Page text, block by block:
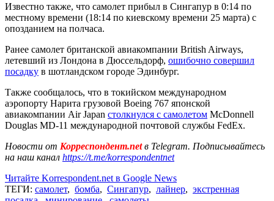
Известно также, что самолет прибыл в Сингапур в 0:14 по
местному времени (18:14 по киевскому времени 25 марта) с
опозданием на полчаса.
Ранее самолет британской авиакомпании British Airways,
летевший из Лондона в Дюссельдорф, ошибочно совершил
посадку в шотландском городе Эдинбург.
Также сообщалось, что в токийском международном
аэропорту Нарита грузовой Boeing 767 японской
авиакомпании Air Japan столкнулся с самолетом McDonnell
Douglas MD-11 международной почтовой службы FedEx.
Новости от Корреспондент.netв Telegram. Подписывайтесь
на наш канал https://t.me/korrespondentnet
Читайте Korrespondent.net в Google News
ТЕГИ: самолет, бомба, Сингапур, лайнер, экстренная